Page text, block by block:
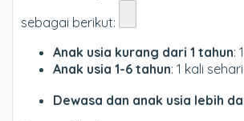
sebagai berikut:
Anak usia kurang dari 1 tahun:
Anak usia 1-6 tahun: 1 kali
Dewasa dan anak usia lebih